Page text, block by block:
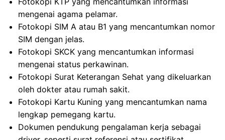
mengenai agama pelamar.
Fotokopi SIM A atau B1 yang mencantumkan nomor
SIM dengan jelas.
Fotokopi SKCK yang mencantumkan informasi
mengenai status perkawinan.
Fotokopi Surat Keterangan Sehat yang dikeluarkan
oleh dokter atau rumah sakit.
Fotokopi Kartu Kuning yang mencantumkan nama
lengkap pemegang kartu.
Dokumen pendukung pengalaman kerja sebagai